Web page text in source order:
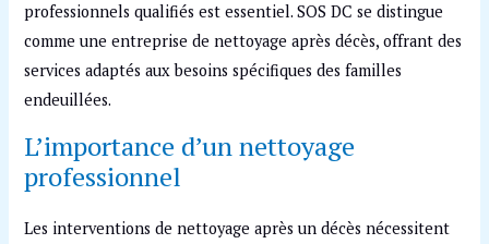
professionnels qualifiés est essentiel. SOS DC se distingue
comme une entreprise de nettoyage après décès, offrant des
services adaptés aux besoins spécifiques des familles
endeuillées.
L’importance d’un nettoyage
professionnel
Les interventions de nettoyage après un décès nécessitent